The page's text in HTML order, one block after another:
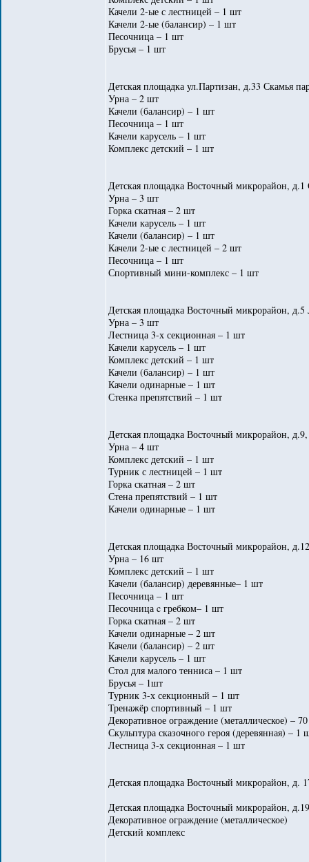
Качели 2-ые с лестницей – 1 шт
Качели 2-ые (балансир) – 1 шт
Песочница – 1 шт
Брусья – 1 шт
Детская площадка ул.Партизан, д.33 Скамья
Урна – 2 шт
Качели (балансир) – 1 шт
Песочница – 1 шт
Качели карусель – 1 шт
Комплекс детский – 1 шт
Детская площадка Восточный микрорайон, д.1
Урна – 3 шт
Горка скатная – 2 шт
Качели карусель – 1 шт
Качели (балансир) – 1 шт
Качели 2-ые с лестницей – 2 шт
Песочница – 1 шт
Спортивный мини-комплекс – 1 шт
Детская площадка Восточный микрорайон,
Урна – 3 шт
Лестница 3-х секционная – 1 шт
Качели карусель – 1 шт
Комплекс детский – 1 шт
Качели (балансир) – 1 шт
Качели одинарные – 1 шт
Стенка препятствий – 1 шт
Детская площадка Восточный микрорайон,
Урна – 4 шт
Комплекс детский – 1 шт
Турник с лестницей – 1 шт
Горка скатная – 2 шт
Стена препятствий – 1 шт
Качели одинарные – 1 шт
Детская площадка Восточный микрорайон,
Урна – 16 шт
Комплекс детский – 1 шт
Качели (балансир) деревянные– 1 шт
Песочница – 1 шт
Песочница c гребком– 1 шт
Горка скатная – 2 шт
Качели одинарные – 2 шт
Качели (балансир) – 2 шт
Качели карусель – 1 шт
Стол для малого тенниса – 1 шт
Брусья – 1шт
Турник 3-х секционный – 1 шт
Тренажёр спортивный – 1 шт
Декоративное ограждение (металлическое) –
Скульптура сказочного героя (деревянная) – 1
Лестница 3-х секционная – 1 шт
Детская площадка Восточный микрорайон,
Детская площадка Восточный микрорайон,
Декоративное ограждение (металлическое)
Детский комплекс